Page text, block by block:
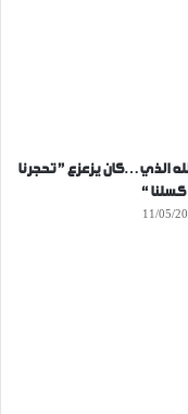
الذي…كان يزعزع ” تحجرنا
كسلنا “
11/05/